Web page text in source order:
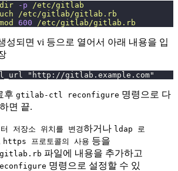
-p /etc/gitlab
/etc/gitlab/gitlab.rb
600 /etc/gitlab/gitlab.rb
성되면 vi 등으로 열어서 아래 내용을 입
"http://gitlab.example.com"
후 gtilab-ctl reconfigure 명령으로 다
면 끝.
저장소 위치를 변경하거나 ldap 로
https 프로토콜의 사용 등을
파일에 내용을 추가하고
명령으로 설정할 수 있